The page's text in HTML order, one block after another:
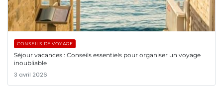
CONSEILS DE VOYAGE
Séjour vacances : Conseils essentiels pour organiser un voyage
inoubliable
3 avril 2026